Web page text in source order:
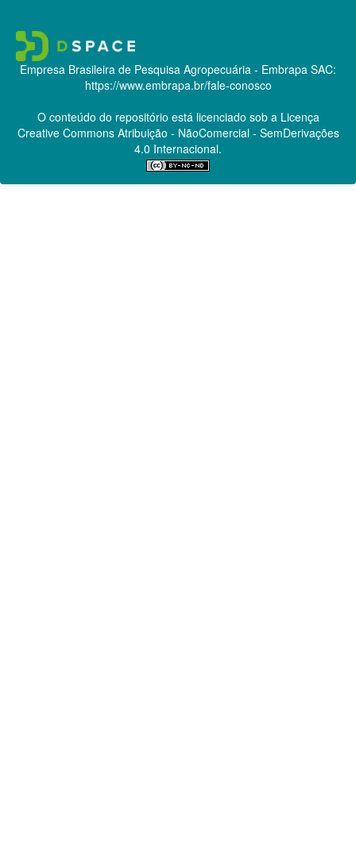
Empresa Brasileira de Pesquisa Agropecuária - Embrapa SAC:
https://www.embrapa.br/fale-conosco
O conteúdo do repositório está licenciado sob a Licença
Creative CommonsAtribuição - NãoComercial - SemDerivações
4.0 Internacional.